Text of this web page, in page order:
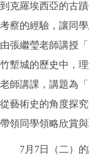
到克羅埃西亞的古
考察的經驗，讓同
由張繼瑩老師講授
竹塹城的歷史中，
老師講課，講題為
從藝術史的角度探
帶領同學領略欣賞
7月7日（二）的